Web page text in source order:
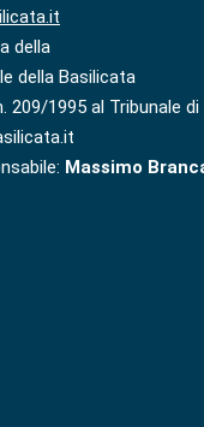
della
della Basilicata
209/1995 al Tribunale
Massimo